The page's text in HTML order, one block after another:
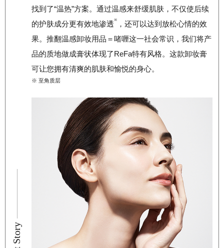
找到了“温热”方案。通过温感来舒缓肌肤，不仅使后续
的护肤成分更有效地渗透※
，还可以达到放松心情的效
果。推翻温感卸妆用品＝啫喱这一社会常识，我们将产
品的质地做成膏状体现了ReFa特有风格。这款卸妆膏
可让您拥有清爽的肌肤和愉悦的身心。
※ 至角质层